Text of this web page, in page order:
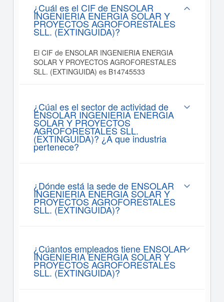
¿Cuál es el CIF de ENSOLAR
INGENIERIA ENERGIA SOLAR Y
PROYECTOS AGROFORESTALES
SLL. (EXTINGUIDA)?
El CIF de ENSOLAR INGENIERIA ENERGIA
SOLAR Y PROYECTOS AGROFORESTALES
SLL. (EXTINGUIDA) es B14745533
¿Cúal es el sector de actividad de
ENSOLAR INGENIERIA ENERGIA
SOLAR Y PROYECTOS
AGROFORESTALES SLL.
(EXTINGUIDA)? ¿A que industria
pertenece?
¿Dónde está la sede de ENSOLAR
INGENIERIA ENERGIA SOLAR Y
PROYECTOS AGROFORESTALES
SLL. (EXTINGUIDA)?
¿Cúantos empleados tiene ENSOLAR
INGENIERIA ENERGIA SOLAR Y
PROYECTOS AGROFORESTALES
SLL. (EXTINGUIDA)?